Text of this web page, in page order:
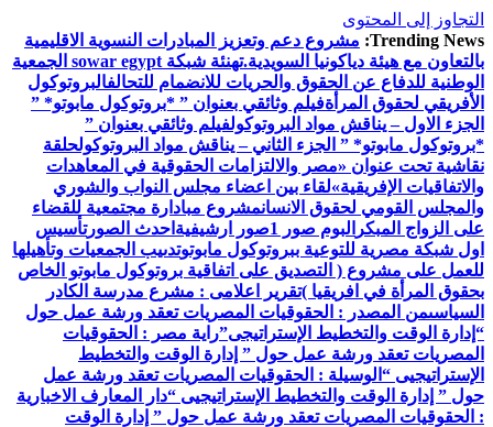
التجاوز إلى المحتوى
Trending News: مشروع دعم وتعزيز المبادرات النسوية الاقليمية
بالتعاون مع هيئة دياكونيا السويدية.
تهنئة شبكة sowar egypt الجمعية
الوطنية للدفاع عن الحقوق والحريات للانضمام للتحالفالبروتوكول
الأفريقي لحقوق المرأةفيلم وثائقي بعنوان ” *بروتوكول مابوتو* ”
الجزء الاول – يناقش مواد البروتوكولفيلم وثائقي بعنوان ”
*بروتوكول مابوتو* ” الجزء الثاني – يناقش مواد البروتوكولحلقة
نقاشية تحت عنوان «مصر والالتزامات الحقوقية في المعاهدات
والاتفاقيات الإفريقية»لقاء بين اعضاء مجلس النواب والشوري
والمجلس القومي لحقوق الانسانمشروع مبادارة مجتمعية للقضاء
على الزواج المبكر البوم صور 1 صور ارشيفية احدث الصورتأسيس
اول شبكة مصرية للتوعية ببروتوكول مابوتوتدىيب الجمعيات وتأهيلها
للعمل على مشروع ( التصديق على اتفاقية بروتوكول مابوتو الخاص
بحقوق المرأة في افريقيا )تقرير اعلامى : مشرع مدرسة الكادر
السياسىمن المصدر : الحقوقيات المصريات تعقد ورشة عمل حول
“إدارة الوقت والتخطيط الإستراتيجى”راية مصر : الحقوقيات
المصريات تعقد ورشة عمل حول ” إدارة الوقت والتخطيط
الإستراتيجيى “ الوسيلة : الحقوقيات المصريات تعقد ورشة عمل
حول ” إدارة الوقت والتخطيط الإستراتيجيى “دار المعارف الاخبارية
: الحقوقيات المصريات تعقد ورشة عمل حول ” إدارة الوقت